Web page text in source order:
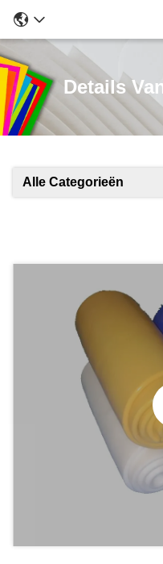
Details
Alle Categorieën